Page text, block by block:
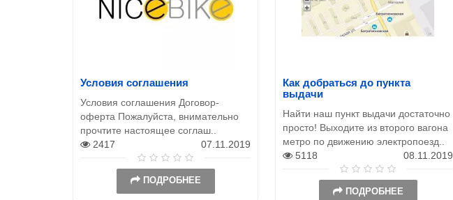
Условия соглашения
Условия соглашения Договор-
оферта Пожалуйста, внимательно
прочтите настоящее соглаш..
2417
07.11.2019
ПОДРОБНЕЕ
Как добраться до пункта
выдачи
Найти наш пункт выдачи достаточно
просто! Выходите из второго вагона
метро по движению электропоезд..
5118
08.11.2019
ПОДРОБНЕЕ